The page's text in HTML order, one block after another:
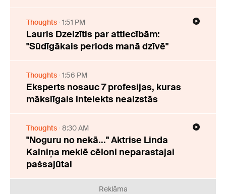
Thoughts 1:51 PM
Lauris Dzelzītis par attiecībām:
"Sūdīgākais periods manā dzīvē"
Thoughts 1:56 PM
Eksperts nosauc 7 profesijas, kuras
mākslīgais intelekts neaizstās
Thoughts 8:30 AM
"Noguru no nekā..." Aktrise Linda
Kalniņa meklē cēloni neparastajai
pašsajūtai
Reklāma